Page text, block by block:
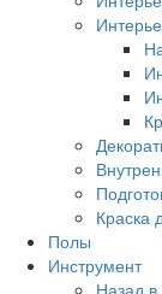
Краска
Полы
Инструмент
Назад